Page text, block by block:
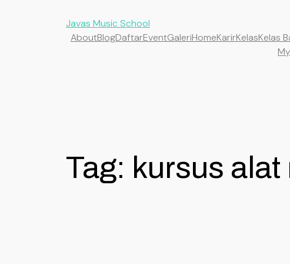
Javas Music School
AboutBlogDaftarEventGaleriHomeKarirKelasKelas
Tag: kursus